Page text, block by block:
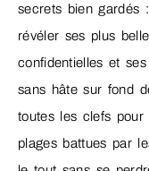
secrets bien gardés
révéler ses plus
confidentielles et
sans hâte sur fond
toutes les clefs pour
plages battues par